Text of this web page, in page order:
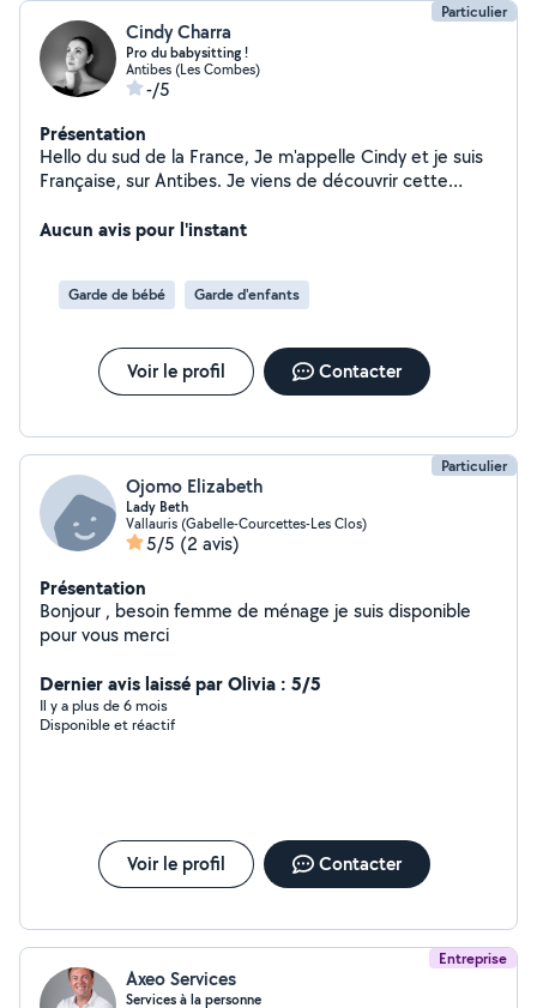
Particulier
Cindy Charra
Pro du babysitting !
Antibes (Les Combes)
-/5
Présentation
Hello du sud de la France, Je m'appelle Cindy et je suis
Française, sur Antibes. Je viens de découvrir cette
s'entraider. Je suis une ancienne fille au pair donc je suis
régulièrement donc n'hésitez pas à me contacter. Je
suis également, disponible pour d'autres missions
Aucun avis pour l'instant
Garde de bébé Garde d'enfants
Voir le profil Contacter
Particulier
Ojomo Elizabeth
Lady Beth
Vallauris (Gabelle-Courcettes-Les Clos)
5/5 (2 avis)
Présentation
Bonjour , besoin femme de ménage je suis disponible
pour vous merci
Dernier avis laissé par Olivia : 5/5
Il y a plus de 6 mois
Disponible et réactif
Voir le profil Contacter
Entreprise
Axeo Services
Services à la personne